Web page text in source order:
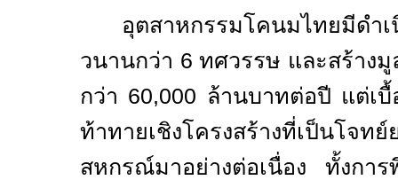
อุตสาหกรรมโคนมไทยมีดำเ
วนานกว่า 6ทศวรรษ และสร้าง
กว่า 60,000 ล้านบาทต่อปี แต่เ
ท้าทายเชิงโครงสร้างที่เป็นโจท
สหกรณ์มาอย่างต่อเนื่อง ทั้งการ